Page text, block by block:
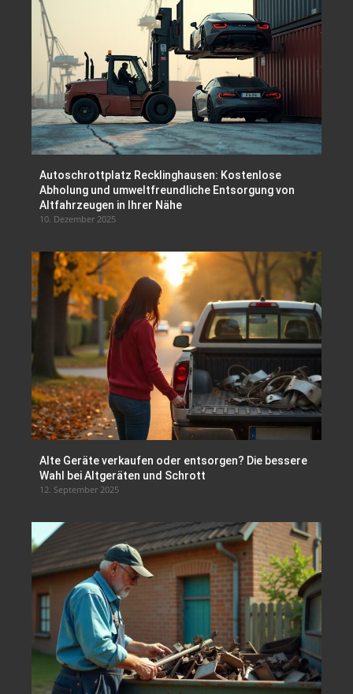
Autoschrottplatz Recklinghausen: Kostenlose
Abholung und umweltfreundliche Entsorgung von
Altfahrzeugen in Ihrer Nähe
10. Dezember 2025
Alte Geräte verkaufen oder entsorgen? Die bessere
Wahl bei Altgeräten und Schrott
12. September 2025